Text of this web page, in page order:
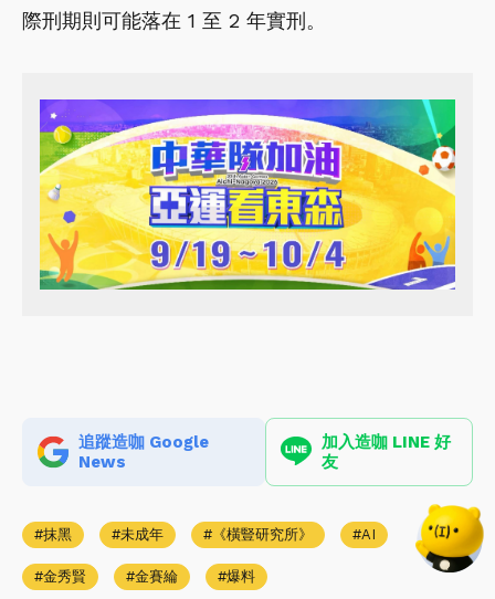
際刑期則可能落在 1 至 2 年實刑。
追蹤造咖 Google
News
加入造咖 LINE 好
友
抹黑 未成年 《橫豎研究所》 AI
金秀賢 金賽綸 爆料